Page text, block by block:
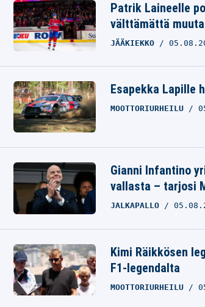
Patrik Laineelle
välttämättä
JÄÄKIEKKO
Esapekka Lapille
MOOTTORIURHEILU
Gianni Infantino
vallasta – tarjosi
JALKAPALLO
Kimi Räikkösen
F1-legendalta
MOOTTORIURHEILU